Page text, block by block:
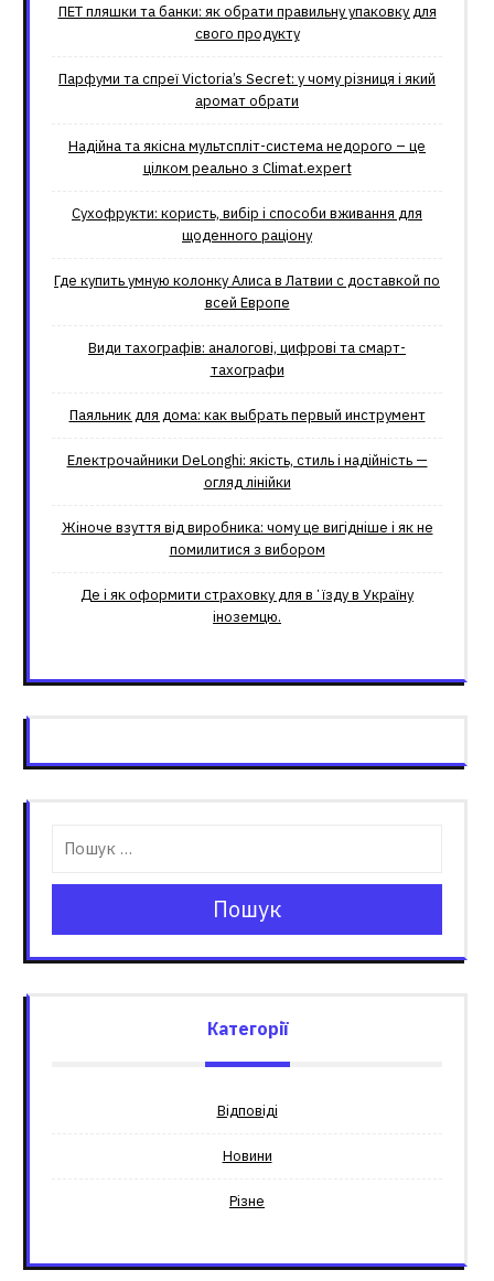
ПЕТ пляшки та банки: як обрати правильну упаковку для
свого продукту
Парфуми та спреї Victoria’s Secret: у чому різниця і який
аромат обрати
Надійна та якісна мультспліт-система недорого – це
цілком реально з Climat.еxpert
Сухофрукти: користь, вибір і способи вживання для
щоденного раціону
Где купить умную колонку Алиса в Латвии с доставкой по
всей Европе
Види тахографів: аналогові, цифрові та смарт-
тахографи
Паяльник для дома: как выбрать первый инструмент
Електрочайники DeLonghi: якість, стиль і надійність —
огляд лінійки
Жіноче взуття від виробника: чому це вигідніше і як не
помилитися з вибором
Де і як оформити страховку для вʼїзду в Україну
іноземцю.
Пошук
Категорії
Відповіді
Новини
Різне